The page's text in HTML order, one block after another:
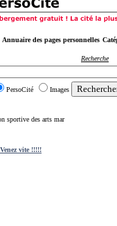
Annuaire des pages personnelles
Recherche
PersoCité Images
sportive des arts mar
vite !!!!!